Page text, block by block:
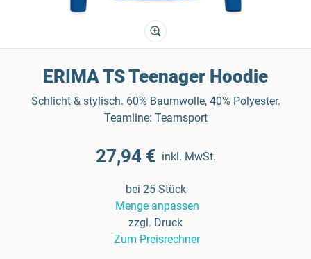
ERIMA TS Teenager Hoodie
Schlicht & stylisch. 60% Baumwolle, 40% Polyester.
Teamline: Teamsport
27,94 € inkl. MwSt.
bei 25 Stück
Menge anpassen
zzgl. Druck
Zum Preisrechner